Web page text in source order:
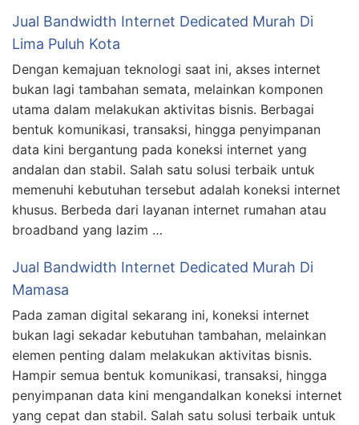
Jual Bandwidth Internet Dedicated Murah Di
Lima Puluh Kota
Dengan kemajuan teknologi saat ini, akses internet
bukan lagi tambahan semata, melainkan komponen
utama dalam melakukan aktivitas bisnis. Berbagai
bentuk komunikasi, transaksi, hingga penyimpanan
data kini bergantung pada koneksi internet yang
andalan dan stabil. Salah satu solusi terbaik untuk
memenuhi kebutuhan tersebut adalah koneksi internet
khusus. Berbeda dari layanan internet rumahan atau
broadband yang lazim …
Jual Bandwidth Internet Dedicated Murah Di
Mamasa
Pada zaman digital sekarang ini, koneksi internet
bukan lagi sekadar kebutuhan tambahan, melainkan
elemen penting dalam melakukan aktivitas bisnis.
Hampir semua bentuk komunikasi, transaksi, hingga
penyimpanan data kini mengandalkan koneksi internet
yang cepat dan stabil. Salah satu solusi terbaik untuk